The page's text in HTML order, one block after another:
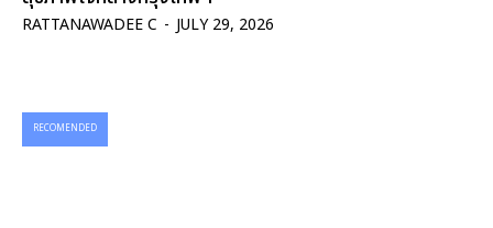
RATTANAWADEE C - JULY 29, 2026
RECOMENDED